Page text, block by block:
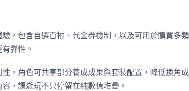
，包含自選百抽、代金券機制，以及可用於購買多
彈性。
，角色可共享部分養成成果與套裝配置，降低換角
，讓遊玩不只停留在純數值堆疊。